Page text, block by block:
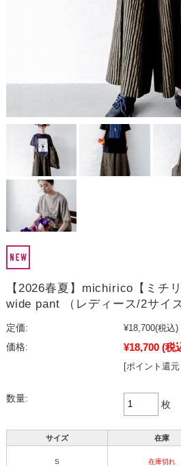
【2026春夏】michirico【ミチ
wide pant （レディース/2サイ
定価: ¥18,700(税込)
価格:
¥18,700 (税
[ポイント還
数量:
枚
サイズ 在庫
S 在庫切れ